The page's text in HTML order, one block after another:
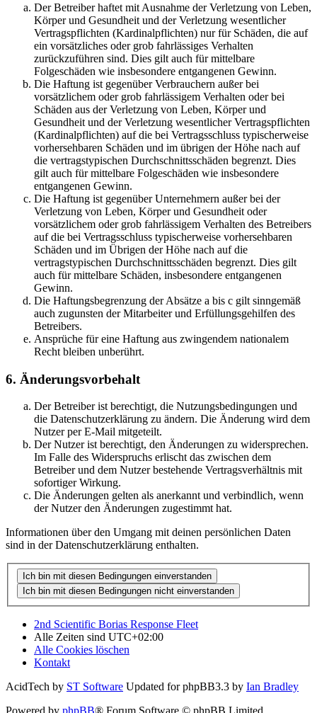
Der Betreiber haftet mit Ausnahme der Verletzung von Leben,
Körper und Gesundheit und der Verletzung wesentlicher
Vertragspflichten (Kardinalpflichten) nur für Schäden, die auf
ein vorsätzliches oder grob fahrlässiges Verhalten
zurückzuführen sind. Dies gilt auch für mittelbare
Folgeschäden wie insbesondere entgangenen Gewinn.
Die Haftung ist gegenüber Verbrauchern außer bei
vorsätzlichem oder grob fahrlässigem Verhalten oder bei
Schäden aus der Verletzung von Leben, Körper und
Gesundheit und der Verletzung wesentlicher Vertragspflichten
(Kardinalpflichten) auf die bei Vertragsschluss typischerweise
vorhersehbaren Schäden und im übrigen der Höhe nach auf
die vertragstypischen Durchschnittsschäden begrenzt. Dies
gilt auch für mittelbare Folgeschäden wie insbesondere
entgangenen Gewinn.
Die Haftung ist gegenüber Unternehmern außer bei der
Verletzung von Leben, Körper und Gesundheit oder
vorsätzlichem oder grob fahrlässigem Verhalten des Betreibers
auf die bei Vertragsschluss typischerweise vorhersehbaren
Schäden und im Übrigen der Höhe nach auf die
vertragstypischen Durchschnittsschäden begrenzt. Dies gilt
auch für mittelbare Schäden, insbesondere entgangenen
Gewinn.
Die Haftungsbegrenzung der Absätze a bis c gilt sinngemäß
auch zugunsten der Mitarbeiter und Erfüllungsgehilfen des
Betreibers.
Ansprüche für eine Haftung aus zwingendem nationalem
Recht bleiben unberührt.
6. Änderungsvorbehalt
Der Betreiber ist berechtigt, die Nutzungsbedingungen und
die Datenschutzerklärung zu ändern. Die Änderung wird dem
Nutzer per E-Mail mitgeteilt.
Der Nutzer ist berechtigt, den Änderungen zu widersprechen.
Im Falle des Widerspruchs erlischt das zwischen dem
Betreiber und dem Nutzer bestehende Vertragsverhältnis mit
sofortiger Wirkung.
Die Änderungen gelten als anerkannt und verbindlich, wenn
der Nutzer den Änderungen zugestimmt hat.
Informationen über den Umgang mit deinen persönlichen Daten
sind in der Datenschutzerklärung enthalten.
2nd Scientific Borias Response Fleet
Alle Zeiten sind UTC+02:00
Alle Cookies löschen
Kontakt
AcidTech by ST Software Updated for phpBB3.3 by Ian Bradley
Powered by phpBB® Forum Software © phpBB Limited